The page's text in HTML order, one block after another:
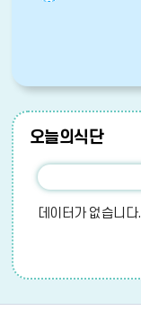
오늘의식단
데이터가 없습니다.